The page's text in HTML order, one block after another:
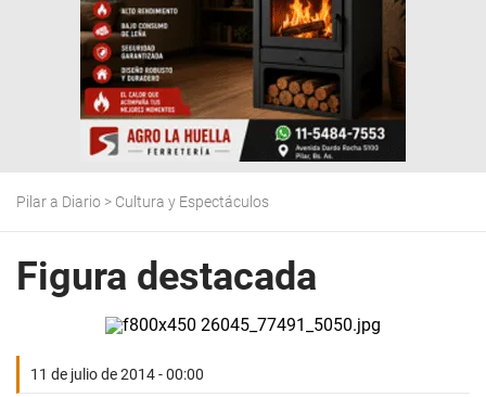
Pilar a Diario > Cultura y Espectáculos
Figura destacada
11 de julio de 2014 - 00:00